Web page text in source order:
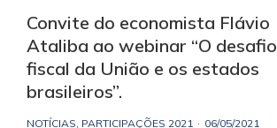
Convite do economista Flávio
Ataliba ao webinar “O desafio
fiscal da União e os estados
brasileiros”.
NOTÍCIAS, PARTICIPAÇÕES 2021 06/05/2021